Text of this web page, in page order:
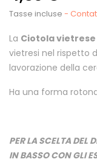
Tasse incluse -
La Ciotola vietrese
vietresi nel rispetto
lavorazione della
Ha una forma
PER LA SCELTA DEL
IN BASSO CON GLI